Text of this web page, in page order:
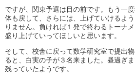
ですが、関東予選は目の前です。もう一
体も戻して、さらには、上げていけるよ
りません。負ければ１発で終わるトーナ
盛り上げていってほしいと思います。
そして、校舎に戻って数学研究室で提出
ると、白実の子が３名来ました。昼過ぎ
残っていたようです。